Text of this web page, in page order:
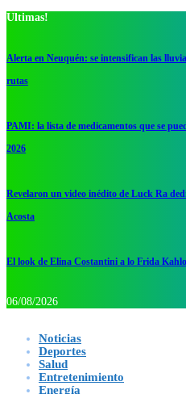
Ultimas!
Alerta en Neuquén: se intensifican las
rutas
PAMI: la lista de medicamentos que se
2026
Revelaron un video inédito de Luck Ra
Acosta
El look de Elina Costantini a lo Frida
06/08/2026
Noticias
Deportes
Salud
Entretenimiento
Energía